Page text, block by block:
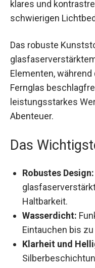
mehrfachvergüteten
klares und
Das robuste
Elementen,
Fernglas
leistungsstarkes
Robustes Design:
Haltbarkeit.
Wasserdicht:
Eintauchen bis
Minuten.